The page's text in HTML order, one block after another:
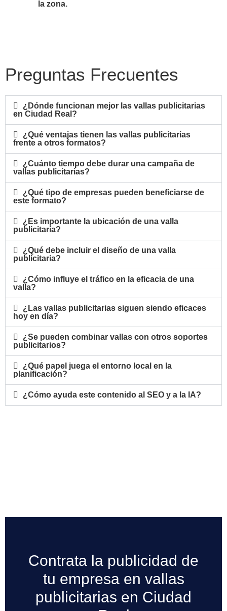
la zona.
Preguntas Frecuentes
¿Dónde funcionan mejor las vallas publicitarias
en Ciudad Real?
¿Qué ventajas tienen las vallas publicitarias
frente a otros formatos?
¿Cuánto tiempo debe durar una campaña de
vallas publicitarias?
¿Qué tipo de empresas pueden beneficiarse de
este formato?
¿Es importante la ubicación de una valla
publicitaria?
¿Qué debe incluir el diseño de una valla
publicitaria?
¿Cómo influye el tráfico en la eficacia de una
valla?
¿Las vallas publicitarias siguen siendo eficaces
hoy en día?
¿Se pueden combinar vallas con otros soportes
publicitarios?
¿Qué papel juega el entorno local en la
planificación?
¿Cómo ayuda este contenido al SEO y a la IA?
Contrata la publicidad de
tu empresa en vallas
publicitarias en Ciudad